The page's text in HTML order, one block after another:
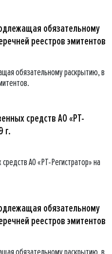
обязательному
реестров эмитентов
обязательному раскрытию, в
средств АО «РТ-
г.
АО «РТ-Регистратор» на
обязательному
реестров эмитентов